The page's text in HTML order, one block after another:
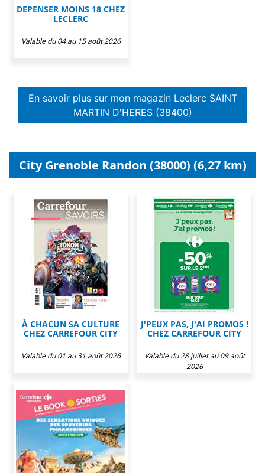
DEPENSER MOINS 18 CHEZ
LECLERC
Valable du 04 au 15 août 2026
En savoir plus sur mon magazin Leclerc SAINT
MARTIN D'HERES (38400)
City Grenoble Randon (38000) (6,27 km)
À CHACUN SA CULTURE
CHEZ CARREFOUR CITY
Valable du 01 au 31 août 2026
J'PEUX PAS, J'AI PROMOS !
CHEZ CARREFOUR CITY
Valable du 28 juillet au 09 août
2026